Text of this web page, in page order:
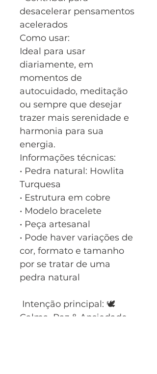
desacelerar pensamentos
acelerados
Como usar:
Ideal para usar
diariamente, em
momentos de
autocuidado, meditação
ou sempre que desejar
trazer mais serenidade e
harmonia para sua
energia.
Informações técnicas:
• Pedra natural: Howlita
Turquesa
• Estrutura em cobre
• Modelo bracelete
• Peça artesanal
• Pode haver variações de
cor, formato e tamanho
por se tratar de uma
pedra natural
Intenção principal: 🕊️
Calma, Paz & Ansiedade